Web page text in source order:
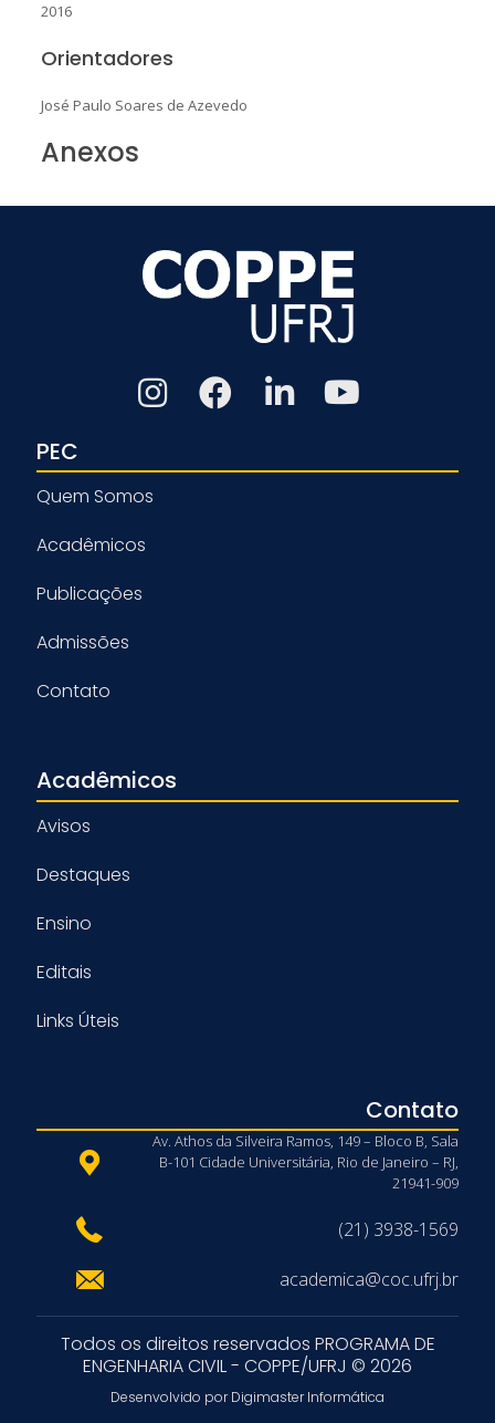
2016
Orientadores
José Paulo Soares de Azevedo
Anexos
PEC
Quem Somos
Acadêmicos
Publicações
Admissões
Contato
Acadêmicos
Avisos
Destaques
Ensino
Editais
Links Úteis
Contato
Av. Athos da Silveira Ramos, 149 – Bloco B, Sala
B-101 Cidade Universitária, Rio de Janeiro – RJ,
21941-909
(21) 3938-1569
academica@coc.ufrj.br
Todos os direitos reservados PROGRAMA DE
ENGENHARIA CIVIL - COPPE/UFRJ © 2026
Desenvolvido por Digimaster Informática